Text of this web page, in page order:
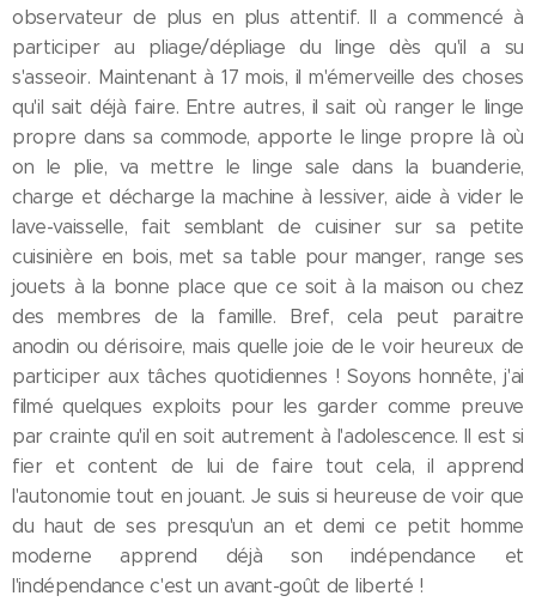
observateur de plus en plus attentif. Il a commencé à
participer au pliage/dépliage du linge dès qu'il a su
s'asseoir. Maintenant à 17 mois, il m'émerveille des choses
qu'il sait déjà faire. Entre autres, il sait où ranger le linge
propre dans sa commode, apporte le linge propre là où
on le plie, va mettre le linge sale dans la buanderie,
charge et décharge la machine à lessiver, aide à vider le
lave-vaisselle, fait semblant de cuisiner sur sa petite
cuisinière en bois, met sa table pour manger, range ses
jouets à la bonne place que ce soit à la maison ou chez
des membres de la famille. Bref, cela peut paraitre
anodin ou dérisoire, mais quelle joie de le voir heureux de
participer aux tâches quotidiennes ! Soyons honnête, j'ai
filmé quelques exploits pour les garder comme preuve
par crainte qu'il en soit autrement à l'adolescence. Il est si
fier et content de lui de faire tout cela, il apprend
l'autonomie tout en jouant. Je suis si heureuse de voir que
du haut de ses presqu'un an et demi ce petit homme
moderne apprend déjà son indépendance et
l'indépendance c'est un avant-goût de liberté !